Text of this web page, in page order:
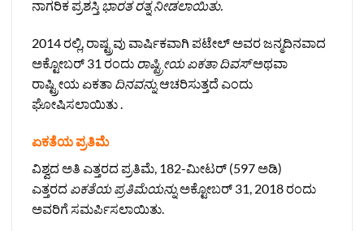
ನಾಗರಿಕ ಪ್ರಶಸ್ತಿ ಭಾರತ ರತ್ನ ನೀಡಲಾಯಿತು.
2014 ರಲ್ಲಿ, ರಾಷ್ಟ್ರವು ವಾರ್ಷಿಕವಾಗಿ ಪಟೇಲ್ ಅವರ ಜನ್ಮದಿನವಾದ
ಅಕ್ಟೋಬರ್ 31 ರಂದು ರಾಷ್ಟ್ರೀಯ ಏಕತಾ ದಿವಸ್ಅಥವಾ
ರಾಷ್ಟ್ರೀಯ ಏಕತಾ ದಿನವನ್ನುಆಚರಿಸುತ್ತದೆ ಎಂದು
ಘೋಷಿಸಲಾಯಿತು .
ಏಕತೆಯ ಪ್ರತಿಮೆ
ವಿಶ್ವದ ಅತಿ ಎತ್ತರದ ಪ್ರತಿಮೆ, 182-ಮೀಟರ್ (597 ಅಡಿ)
ಎತ್ತರದ ಏಕತೆಯ ಪ್ರತಿಮೆಯನ್ನುಅಕ್ಟೋಬರ್ 31, 2018 ರಂದು
ಅವರಿಗೆ ಸಮರ್ಪಿಸಲಾಯಿತು.